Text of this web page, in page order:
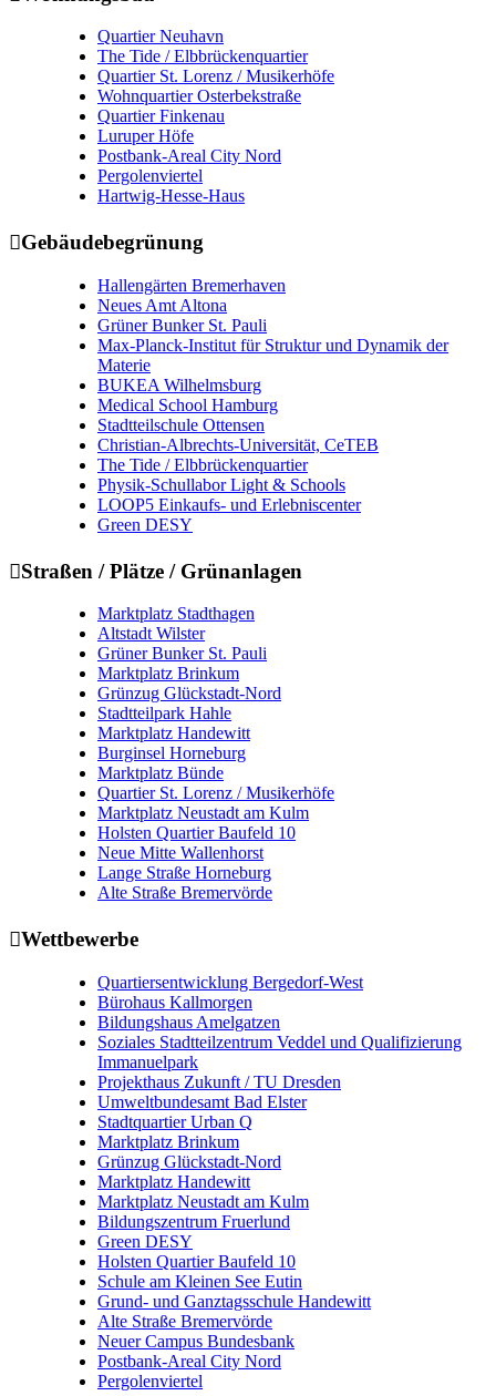
Quartier Neuhavn
The Tide / Elbbrückenquartier
Quartier St. Lorenz / Musikerhöfe
Wohnquartier Osterbekstraße
Quartier Finkenau
Luruper Höfe
Postbank-Areal City Nord
Pergolenviertel
Hartwig-Hesse-Haus
Gebäudebegrünung
Hallengärten Bremerhaven
Neues Amt Altona
Grüner Bunker St. Pauli
Max-Planck-Institut für Struktur und Dynamik der
Materie
BUKEA Wilhelmsburg
Medical School Hamburg
Stadtteilschule Ottensen
Christian-Albrechts-Universität, CeTEB
The Tide / Elbbrückenquartier
Physik-Schullabor Light & Schools
LOOP5 Einkaufs- und Erlebniscenter
Green DESY
Straßen / Plätze / Grünanlagen
Marktplatz Stadthagen
Altstadt Wilster
Grüner Bunker St. Pauli
Marktplatz Brinkum
Grünzug Glückstadt-Nord
Stadtteilpark Hahle
Marktplatz Handewitt
Burginsel Horneburg
Marktplatz Bünde
Quartier St. Lorenz / Musikerhöfe
Marktplatz Neustadt am Kulm
Holsten Quartier Baufeld 10
Neue Mitte Wallenhorst
Lange Straße Horneburg
Alte Straße Bremervörde
Wettbewerbe
Quartiersentwicklung Bergedorf-West
Bürohaus Kallmorgen
Bildungshaus Amelgatzen
Soziales Stadtteilzentrum Veddel und Qualifizierung
Immanuelpark
Projekthaus Zukunft / TU Dresden
Umweltbundesamt Bad Elster
Stadtquartier Urban Q
Marktplatz Brinkum
Grünzug Glückstadt-Nord
Marktplatz Handewitt
Marktplatz Neustadt am Kulm
Bildungszentrum Fruerlund
Green DESY
Holsten Quartier Baufeld 10
Schule am Kleinen See Eutin
Grund- und Ganztagsschule Handewitt
Alte Straße Bremervörde
Neuer Campus Bundesbank
Postbank-Areal City Nord
Pergolenviertel